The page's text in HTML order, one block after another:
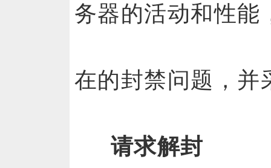
务器的活动和性能
在的封禁问题，并
请求解封